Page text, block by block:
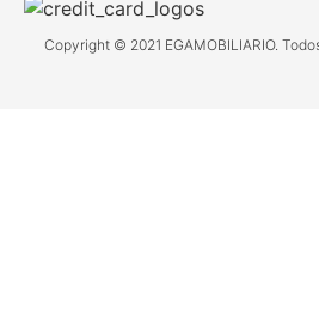
Copyright © 2021 EGAMOBILIARIO.